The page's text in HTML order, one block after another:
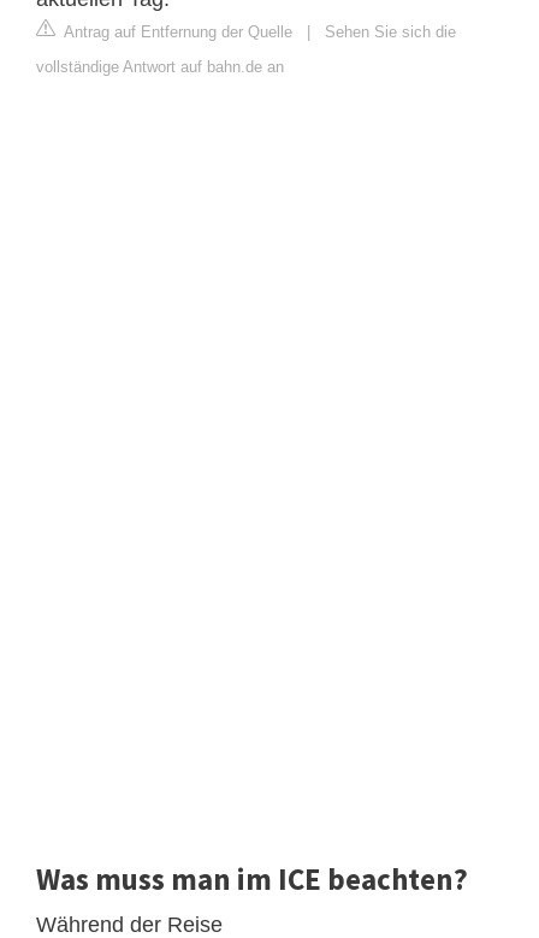
Antrag auf Entfernung der Quelle | Sehen Sie sich die
vollständige Antwort auf bahn.de an
Was muss man im ICE beachten?
Während der Reise